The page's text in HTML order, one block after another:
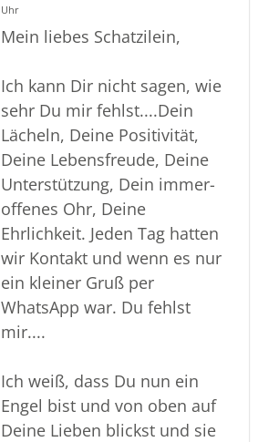
Uhr
Mein liebes Schatzilein,
Ich kann Dir nicht sagen, wie
sehr Du mir fehlst....Dein
Lächeln, Deine Positivität,
Deine Lebensfreude, Deine
Unterstützung, Dein immer-
offenes Ohr, Deine
Ehrlichkeit. Jeden Tag hatten
wir Kontakt und wenn es nur
ein kleiner Gruß per
WhatsApp war. Du fehlst
mir....
Ich weiß, dass Du nun ein
Engel bist und von oben auf
Deine Lieben blickst und sie